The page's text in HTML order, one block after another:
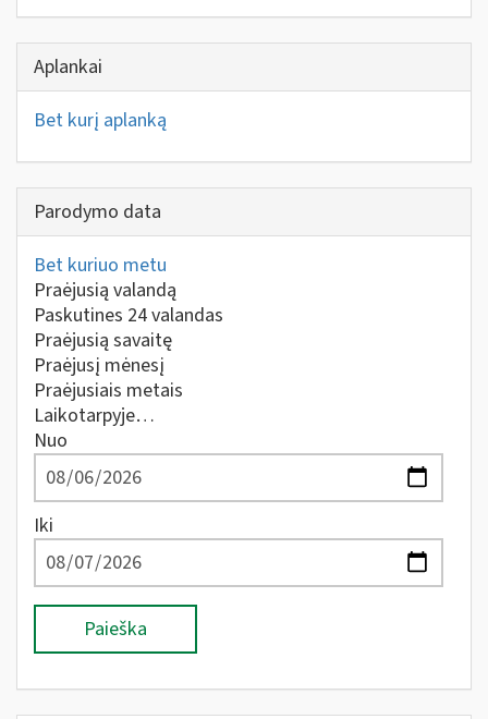
Aplankai
Bet kurį aplanką
Parodymo data
Bet kuriuo metu
Praėjusią valandą
Paskutines 24 valandas
Praėjusią savaitę
Praėjusį mėnesį
Praėjusiais metais
Laikotarpyje…
Nuo
Iki
Paieška